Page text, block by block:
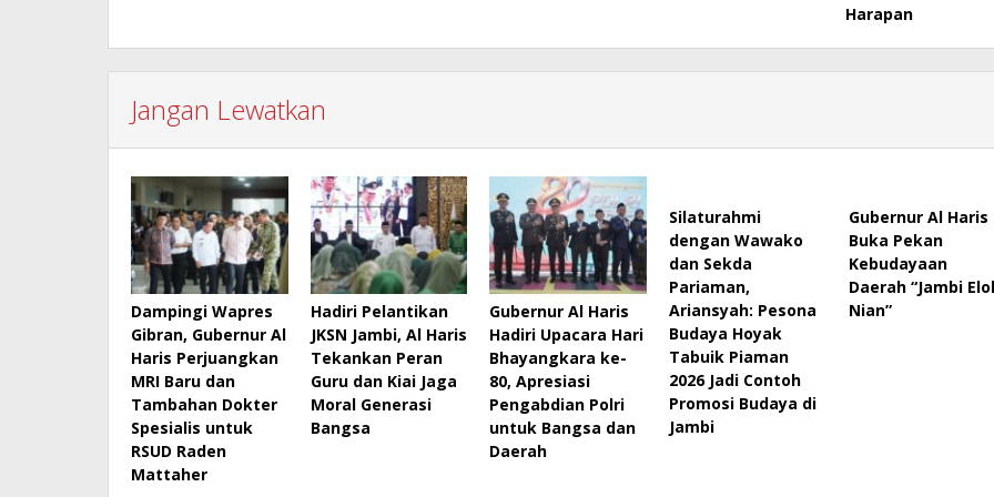
Harapan
Jangan Lewatkan
Dampingi Wapres
Gibran, Gubernur Al
Haris Perjuangkan
MRI Baru dan
Tambahan Dokter
Spesialis untuk
RSUD Raden
Mattaher
Hadiri Pelantikan
JKSN Jambi, Al Haris
Tekankan Peran
Guru dan Kiai Jaga
Moral Generasi
Bangsa
Gubernur Al Haris
Hadiri Upacara Hari
Bhayangkara ke-
80, Apresiasi
Pengabdian Polri
untuk Bangsa dan
Daerah
Silaturahmi
dengan Wawako
dan Sekda
Pariaman,
Ariansyah: Pesona
Budaya Hoyak
Tabuik Piaman
2026 Jadi Contoh
Promosi Budaya di
Jambi
Gubernur Al Haris
Buka Pekan
Kebudayaan
Daerah “Jambi
Nian”